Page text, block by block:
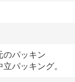
のパッキン
パッキング。